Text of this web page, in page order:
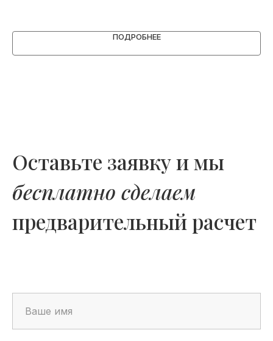
ПОДРОБНЕЕ
Оставьте заявку и мы
бесплатно сделаем
предварительный расчет